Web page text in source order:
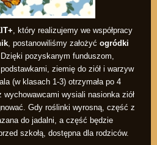
, który realizujemy we współpracy
, postanowiliśmy założyć ogródki
pozyskanym funduszom,
ziemię do ziół i warzyw
(w klasach 1-3) otrzymała po 4
wysiali nasionka ziół
Gdy roślinki wyrosną, część z
do jadalni, a część będzie
szkołą, dostępna dla rodziców.